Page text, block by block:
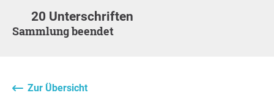
20 Unterschriften
Sammlung beendet
Zur Übersicht